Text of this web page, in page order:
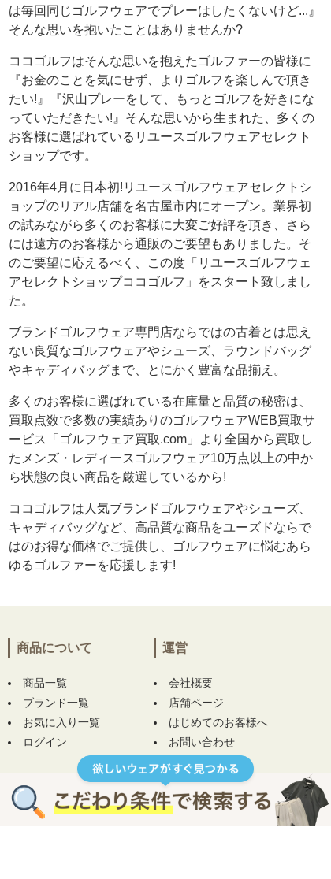
は毎回同じゴルフウェアでプレーはしたくないけど...』
そんな思いを抱いたことはありませんか?
ココゴルフはそんな思いを抱えたゴルファーの皆様に
『お金のことを気にせず、よりゴルフを楽しんで頂き
たい!』『沢山プレーをして、もっとゴルフを好きにな
っていただきたい!』そんな思いから生まれた、多くの
お客様に選ばれているリユースゴルフウェアセレクト
ショップです。
2016年4月に日本初!リユースゴルフウェアセレクトシ
ョップのリアル店舗を名古屋市内にオープン。業界初
の試みながら多くのお客様に大変ご好評を頂き、さら
には遠方のお客様から通販のご要望もありました。そ
のご要望に応えるべく、この度「リユースゴルフウェ
アセレクトショップココゴルフ」をスタート致しまし
た。
ブランドゴルフウェア専門店ならではの古着とは思え
ない良質なゴルフウェアやシューズ、ラウンドバッグ
やキャディバッグまで、とにかく豊富な品揃え。
多くのお客様に選ばれている在庫量と品質の秘密は、
買取点数で多数の実績ありのゴルフウェアWEB買取サ
ービス「ゴルフウェア買取.com」より全国から買取し
たメンズ・レディースゴルフウェア10万点以上の中か
ら状態の良い商品を厳選しているから!
ココゴルフは人気ブランドゴルフウェアやシューズ、
キャディバッグなど、高品質な商品をユーズドならで
はのお得な価格でご提供し、ゴルフウェアに悩むあら
ゆるゴルファーを応援します!
商品について
商品一覧
ブランド一覧
お気に入り一覧
ログイン
運営
会社概要
店舗ページ
はじめてのお客様へ
お問い合わせ
お役立ちコラム
ヘルプ